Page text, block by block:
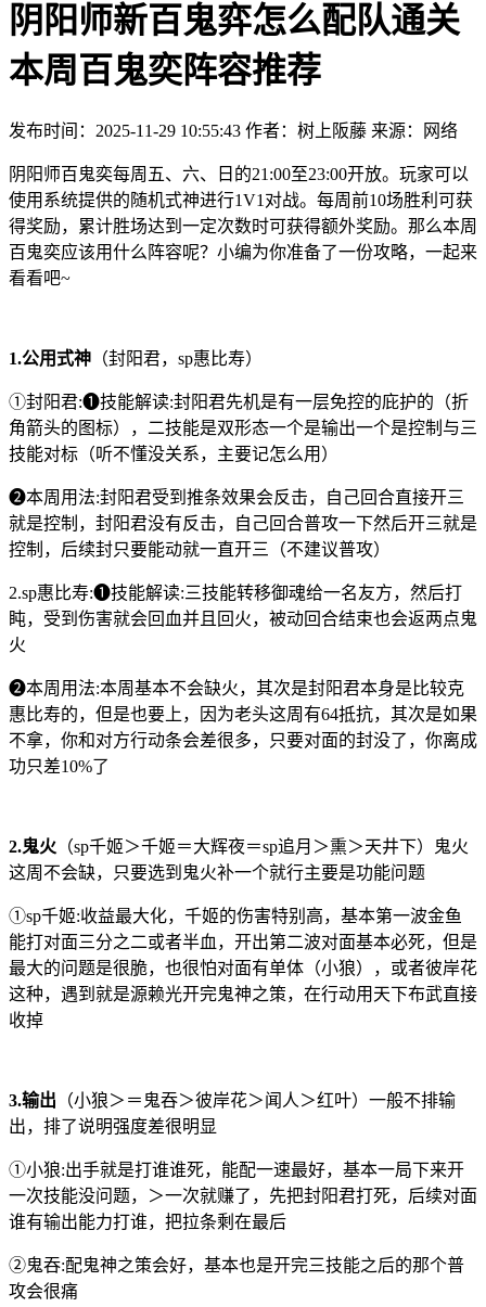
阴阳师新百鬼弈怎么配队通关
本周百鬼奕阵容推荐
发布时间：2025-11-29 10:55:43 作者：树上阪藤 来源：网络
阴阳师百鬼奕每周五、六、日的21:00至23:00开放。玩家可以
使用系统提供的随机式神进行1V1对战。每周前10场胜利可获
得奖励，累计胜场达到一定次数时可获得额外奖励。那么本周
百鬼奕应该用什么阵容呢？小编为你准备了一份攻略，一起来
看看吧~
1.公用式神 （封阳君，sp惠比寿）
①封阳君:❶技能解读:封阳君先机是有一层免控的庇护的（折
角箭头的图标），二技能是双形态一个是输出一个是控制与三
技能对标（听不懂没关系，主要记怎么用）
❷本周用法:封阳君受到推条效果会反击，自己回合直接开三
就是控制，封阳君没有反击，自己回合普攻一下然后开三就是
控制，后续封只要能动就一直开三（不建议普攻）
2.sp惠比寿:❶技能解读:三技能转移御魂给一名友方，然后打
盹，受到伤害就会回血并且回火，被动回合结束也会返两点鬼
火
❷本周用法:本周基本不会缺火，其次是封阳君本身是比较克
惠比寿的，但是也要上，因为老头这周有64抵抗，其次是如果
不拿，你和对方行动条会差很多，只要对面的封没了，你离成
功只差10%了
2.鬼火 （sp千姬＞千姬＝大辉夜＝sp追月＞熏＞天井下）鬼火
这周不会缺，只要选到鬼火补一个就行主要是功能问题
①sp千姬:收益最大化，千姬的伤害特别高，基本第一波金鱼
能打对面三分之二或者半血，开出第二波对面基本必死，但是
最大的问题是很脆，也很怕对面有单体（小狼），或者彼岸花
这种，遇到就是源赖光开完鬼神之策，在行动用天下布武直接
收掉
3.输出 （小狼＞＝鬼吞＞彼岸花＞闻人＞红叶）一般不排输
出，排了说明强度差很明显
①小狼:出手就是打谁谁死，能配一速最好，基本一局下来开
一次技能没问题，＞一次就赚了，先把封阳君打死，后续对面
谁有输出能力打谁，把拉条剩在最后
②鬼吞:配鬼神之策会好，基本也是开完三技能之后的那个普
攻会很痛